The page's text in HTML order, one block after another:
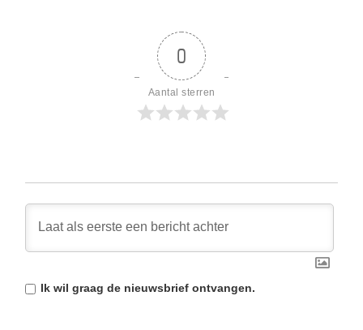
0
Aantal sterren
Ik wil graag de nieuwsbrief ontvangen.